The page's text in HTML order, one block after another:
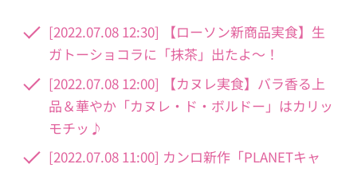
[2022.07.08 12:30] 【ローソン新商品実食】生
ガトーショコラに「抹茶」出たよ〜！
[2022.07.08 12:00] 【カヌレ実食】バラ香る上
品＆華やか「カヌレ・ド・ボルドー」はカリッ
モチッ♪
[2022.07.08 11:00] カンロ新作「PLANETキャ